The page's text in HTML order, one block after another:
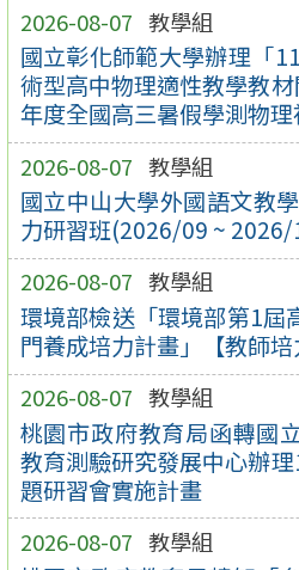
2026-08-07 教學組
國立彰化師範大學辦理「
術型高中物理適性教學教
年度全國高三暑假學測物理
2026-08-07 教學組
國立中山大學外國語文教
力研習班(2026/09 ~
2026-08-07 教學組
環境部檢送「環境部第1屆
門養成培力計畫」【教師
2026-08-07 教學組
桃園市政府教育局函轉國
教育測驗研究發展中心辦
題研習會實施計畫
2026-08-07 教學組